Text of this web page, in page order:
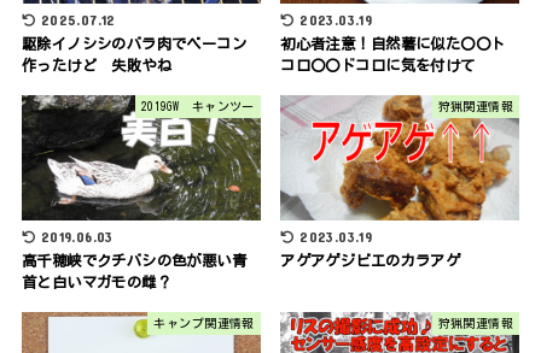
2025.07.12
駆除イノシシのバラ肉でベーコン
作ったけど 失敗やね
2023.03.19
初心者注意！自然薯に似た〇〇ト
コロ〇〇ドコロに気を付けて
2019GW キャンツー
2019.06.03
高千穂峡でクチバシの色が悪い青
首と白いマガモの雌？
狩猟関連情報
2023.03.19
アゲアゲジビエのカラアゲ
キャンプ関連情報 狩猟関連情報